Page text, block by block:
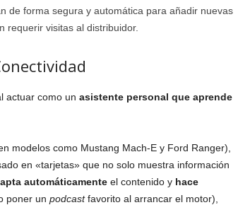
de forma segura y automática para añadir nuevas
requerir visitas al distribuidor.
actuar como un asistente personal que aprende
modelos como Mustang Mach-E y Ford Ranger),
en «tarjetas» que no solo muestra información
automáticamenteel contenido y hace
poner un podcastfavorito al arrancar el motor),